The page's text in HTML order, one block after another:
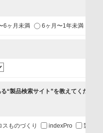
関するご案内
するセミナーなど、各種イ
心に応じた情報の提供
の依頼
6ヶ月未満 6ヶ月〜1年未満
“製品検索サイト”を教えてください
スものづくり indexPro
製品ナ